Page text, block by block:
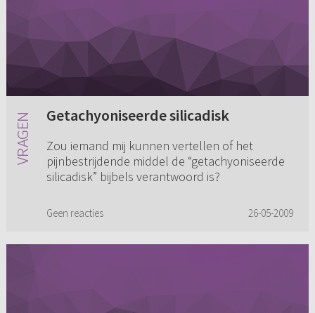
Getachyoniseerde silicadisk
Zou iemand mij kunnen vertellen of het
pijnbestrijdende middel de “getachyoniseerde
silicadisk” bijbels verantwoord is?
Geen reacties 26-05-2009